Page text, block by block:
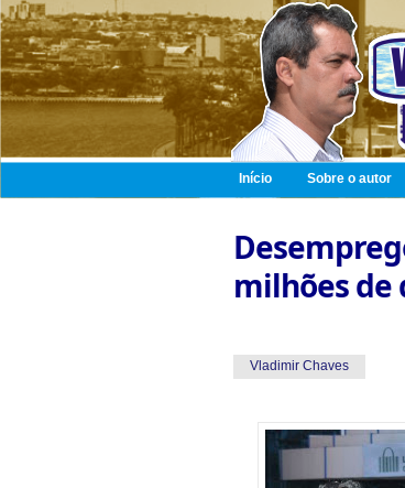
Início Sobre o autor
milhões de
Vladimir Chaves